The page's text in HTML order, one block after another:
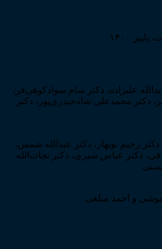
۱۴۰۰
علیزاده، دکتر سام سوادکوهی‌فر،
دکتر محمدعلی شاه‌حیدری‌پور، دکتر
دکتر رحیم نوبهار، دکتر عبدالله شمس،
دکتر عباس شیری، دکتر نجات‌الله
و احمد مبلغی